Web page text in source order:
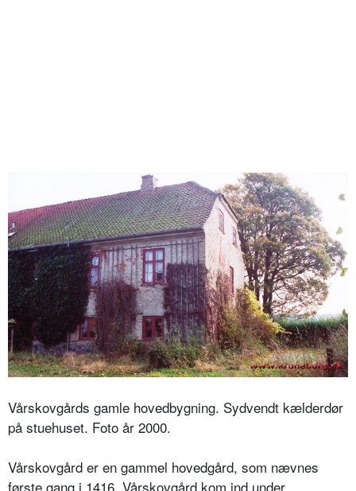
Vårskovgårds gamle hovedbygning. Sydvendt kælderdør
på stuehuset. Foto år 2000.
Vårskovgård er en gammel hovedgård, som nævnes
første gang i 1416. Vårskovgård kom ind under